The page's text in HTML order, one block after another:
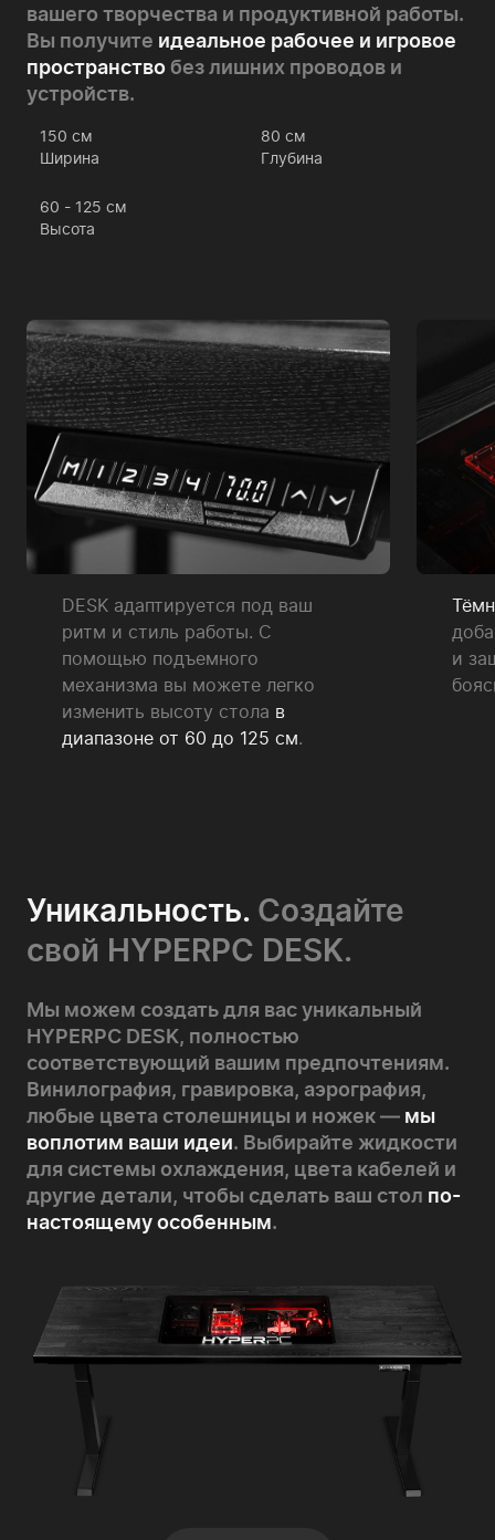
вашего творчества и продуктивной работы.
Вы получите идеальное рабочее и игровое
пространство без лишних проводов и
устройств.
150 см
Ширина
80 см
Глубина
60 - 125 см
Высота
DESK адаптируется под ваш
ритм и стиль работы. С
помощью подъемного
механизма вы можете легко
изменить высоту стола в
диапазоне от 60 до 125 см.
и
Уникальность. Создайте
свой HYPERPC DESK.
Мы можем создать для вас уникальный
HYPERPC DESK, полностью
соответствующий вашим предпочтениям.
Винилография, гравировка, аэрография,
любые цвета столешницы и ножек — мы
воплотим ваши идеи. Выбирайте жидкости
для системы охлаждения, цвета кабелей и
другие детали, чтобы сделать ваш стол по-
настоящему особенным.